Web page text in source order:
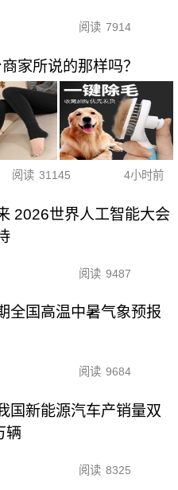
阅读 7914
家所说的那样吗？
阅读 31145 4小时前
2026世界人工智能大会
阅读 9487
全国高温中暑气象预报
阅读 9684
国新能源汽车产销量双
辆
阅读 8325